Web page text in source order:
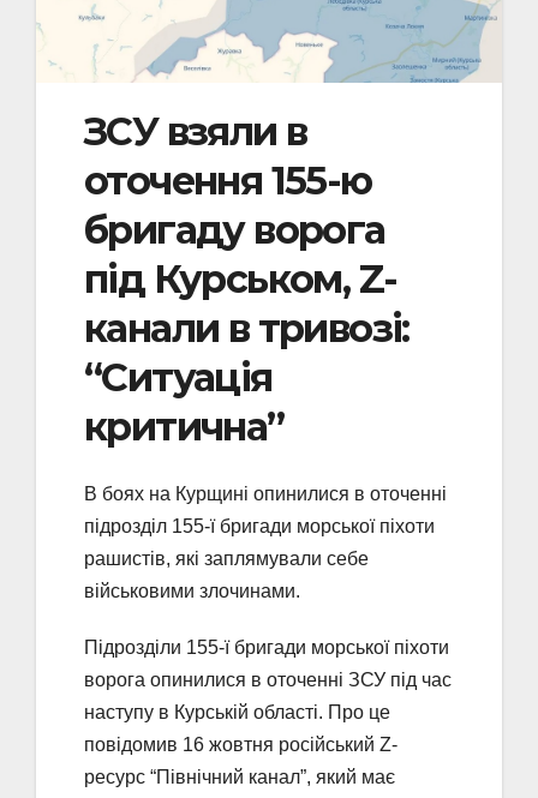
ЗСУ взяли в
оточення 155-ю
бригаду ворога
під Курськом, Z-
канали в тривозі:
“Ситуація
критична”
В боях на Курщині опинилися в оточенні
підрозділ 155-ї бригади морської піхоти
рашистів, які заплямували себе
військовими злочинами.
Підрозділи 155-ї бригади морської піхоти
ворога опинилися в оточенні ЗСУ під час
наступу в Курській області. Про це
повідомив 16 жовтня російський Z-
ресурс “Північний канал”, який має